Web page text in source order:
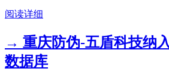
阅读详细
→ 重庆防伪-五盾科技纳
数据库